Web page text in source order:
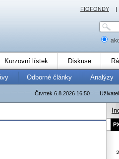
Kurzovní lístek Diskuse
Odborné články Analýzy
Čtvrtek 6.8.2026 16:50
FIOFONDY |